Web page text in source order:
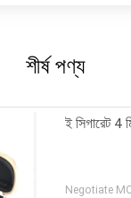
শীর্ষ পণ্য
ই সিগারেট 4
Negotiate